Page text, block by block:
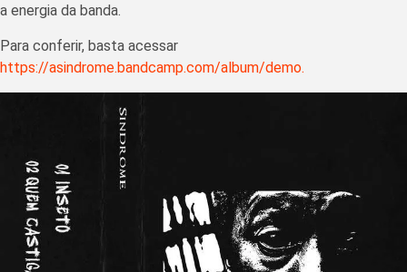
a energia da banda.
Para conferir, basta acessar
https://asindrome.bandcamp.com/album/demo.